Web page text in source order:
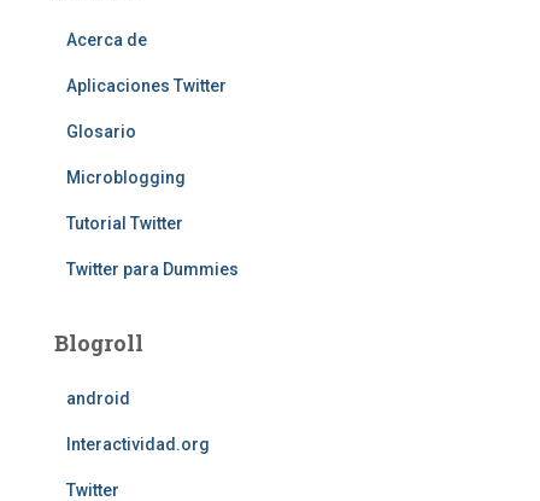
Acerca de
Aplicaciones Twitter
Glosario
Microblogging
Tutorial Twitter
Twitter para Dummies
Blogroll
android
Interactividad.org
Twitter